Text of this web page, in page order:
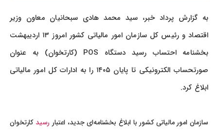
به گزارش پرداد خبر، سید محمد هادی سبحانیان معاون وزیر
اقتصاد و رئیس کل سازمان امور مالیاتی کشور امروز ۱۳ اردیبهشت
بخشنامه احتساب رسید دستگاه POS (کارتخوان) به عنوان
صورتحساب الکترونیکی تا پایان ۱۴۰۵ را به ادارات کل امور مالیاتی
ابلاغ کرد.
سازمان امور مالیاتی کشور با ابلاغ بخشنامه‌ای جدید، اعتباررسیدکارتخوان